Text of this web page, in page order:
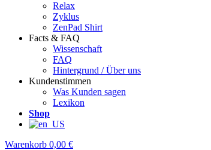
Relax
Zyklus
ZenPad Shirt
Facts & FAQ
Wissenschaft
FAQ
Hintergrund / Über uns
Kundenstimmen
Was Kunden sagen
Lexikon
Shop
Warenkorb 0,00 €